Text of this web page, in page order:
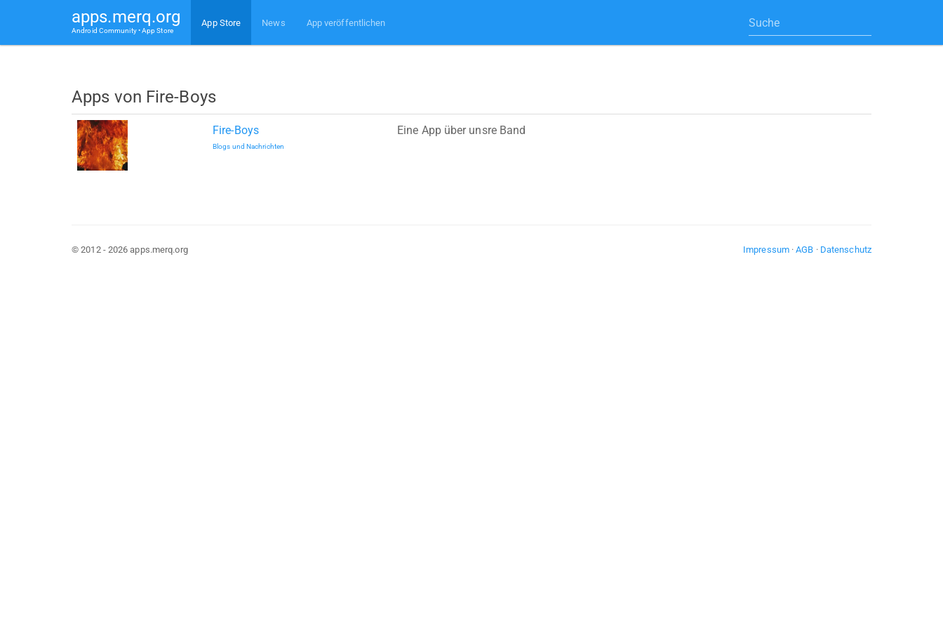
apps.merq.org
Android Community • App Store
App Store News App veröffentlichen
Apps von Fire-Boys
Fire-Boys
Blogs und Nachrichten
Eine App über unsre Band
Impressum·AGB · Datenschutz
© 2012 - 2026 apps.merq.org